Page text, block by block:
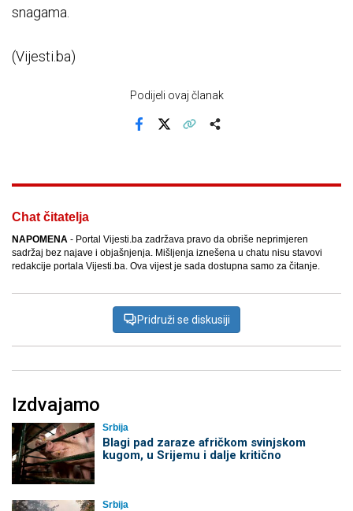
snagama.
(Vijesti.ba)
Podijeli ovaj članak
Chat čitatelja
NAPOMENA - Portal Vijesti.ba zadržava pravo da obriše neprimjeren
sadržaj bez najave i objašnjenja. Mišljenja iznešena u chatu nisu stavovi
redakcije portala Vijesti.ba. Ova vijest je sada dostupna samo za čitanje.
Pridruži se diskusiji
Izdvajamo
Srbija
Blagi pad zaraze afričkom svinjskom
kugom, u Srijemu i dalje kritično
Srbija